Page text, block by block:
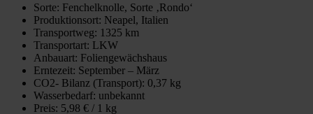
Sorte: Fenchelknolle, Sorte ‚Rondo‘
Produktionsort: Neapel, Italien
Transportweg: 1325 km
Transportart: LKW
Anbauart: Foliengewächshaus
Erntezeit: September – März
CO2- Bilanz (Transport): 0,37 kg
Wasserbedarf: unbekannt
Preis: 5,98 € / 1 kg